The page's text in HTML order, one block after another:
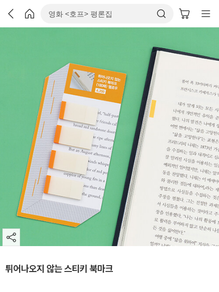
튀어나오지 않는 스티키 북마크